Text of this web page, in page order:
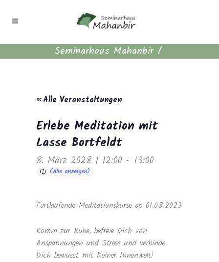
Seminarhaus Mahanbir/
« Alle Veranstaltungen
Erlebe Meditation mit
Lasse Bortfeldt
8. März 2028 | 12:00 - 13:00
Fortlaufende Meditationskurse ab 01.08.2023
Komm zur Ruhe, befreie Dich von
Anspannungen und Stress und verbinde
Dich bewusst mit Deiner Innenwelt!